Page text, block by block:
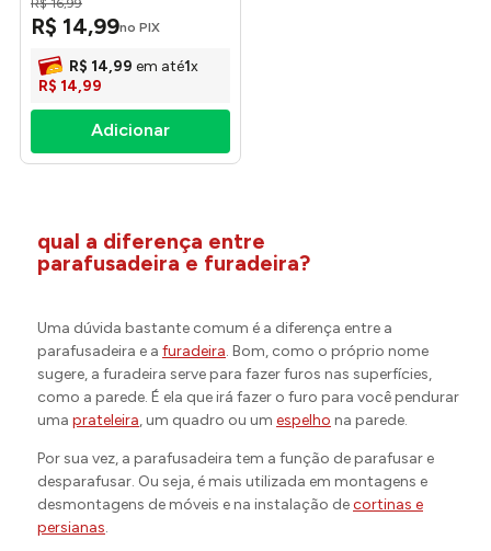
R$ 16,99
R$ 14,99no PIX
R$ 14,99 em até1x
R$ 14,99
qual a diferença entre
parafusadeira e furadeira?
Uma dúvida bastante comum é a diferença entre a
parafusadeira e a furadeira. Bom, como o próprio nome
sugere, a furadeira serve para fazer furos nas superfícies,
como a parede. É ela que irá fazer o furo para você pendurar
uma prateleira, um quadro ou um espelho na parede.
Por sua vez, a parafusadeira tem a função de parafusar e
desparafusar. Ou seja, é mais utilizada em montagens e
desmontagens de móveis e na instalação decortinas e
persianas.